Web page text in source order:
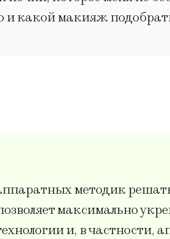
и какой макияж
методик
максимально
и, в частности,